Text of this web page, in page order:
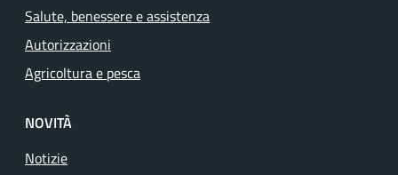
Salute, benessere e assistenza
Autorizzazioni
Agricoltura e pesca
NOVITÀ
Notizie